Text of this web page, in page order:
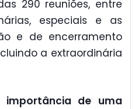
290 reuniões, entre
especiais e as
e de encerramento
a extraordinária
importância de uma